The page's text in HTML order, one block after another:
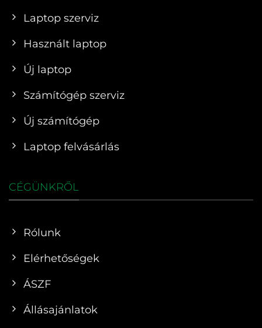
Laptop szerviz
Használt laptop
Új laptop
Számítógép szerviz
Új számítógép
Laptop felvásárlás
CÉGÜNKRŐL
Rólunk
Elérhetőségek
ÁSZF
Állásajánlatok